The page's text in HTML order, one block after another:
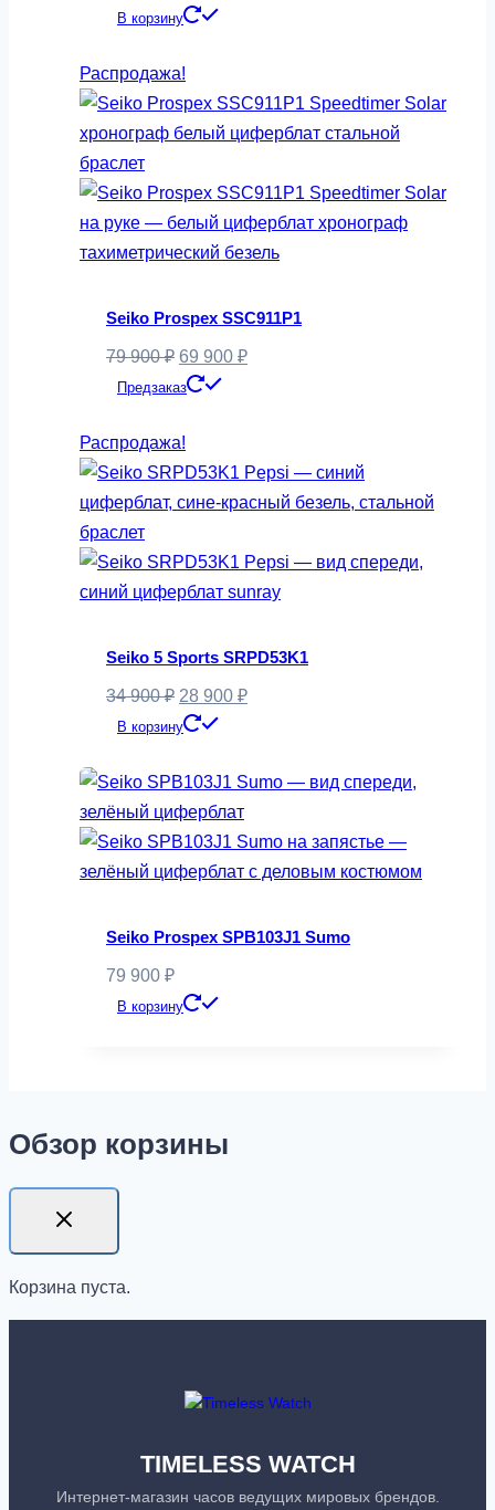
цена
34
900 ₽.
В корзину
Распродажа!
Seiko Prospex SSC911P1
79 900₽ Первоначальная
цена
79
900 ₽.
69 900 ₽Текущая
Предзаказ
Распродажа!
Seiko 5 Sports SRPD53K1
34 900₽ Первоначальная
цена
34
900 ₽.
28 900 ₽Текущая
900 ₽.
В корзину
Seiko Prospex SPB103J1 Sumo
79 900 ₽
В корзину
Обзор корзины
Корзина пуста.
TIMELESS WATCH
Интернет-магазин часов ведущих мировых брендов.